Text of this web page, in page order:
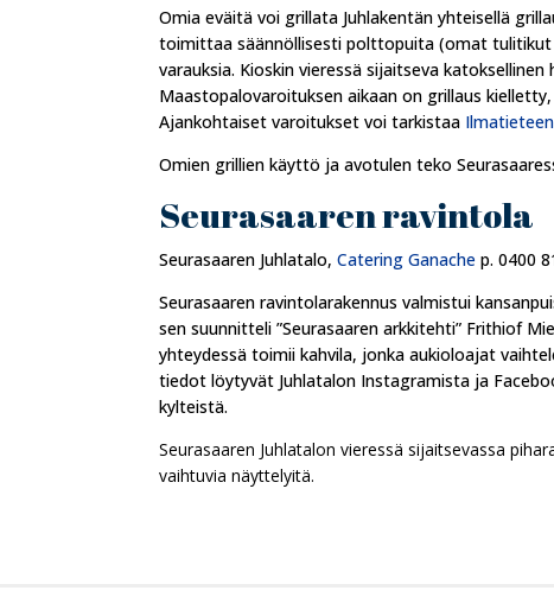
Omia eväitä voi grillata Juhlakentän yhteisellä
toimittaa säännöllisesti polttopuita (omat tulitikut
varauksia. Kioskin vieressä sijaitseva
Maastopalovaroituksen aikaan on grillaus
Ajankohtaiset varoitukset voi tarkistaa
Omien grillien käyttö ja avotulen teko
Seurasaaren ravintola
Seurasaaren Juhlatalo,Catering Ganache p. 0400
Seurasaaren ravintolarakennus valmistui
sen suunnitteli ”Seurasaaren arkkitehti” Frithiof
yhteydessä toimii kahvila, jonka aukioloajat
tiedot löytyvät Juhlatalon Instagramista ja
kylteistä.
Seurasaaren Juhlatalon vieressä sijaitsevassa
vaihtuvia näyttelyitä.